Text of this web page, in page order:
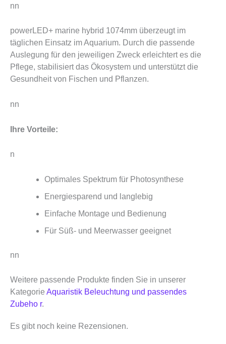
nn
powerLED+ marine hybrid 1074mm überzeugt im
täglichen Einsatz im Aquarium. Durch die passende
Auslegung für den jeweiligen Zweck erleichtert es die
Pflege, stabilisiert das Ökosystem und unterstützt die
Gesundheit von Fischen und Pflanzen.
nn
Ihre Vorteile:
n
Optimales Spektrum für Photosynthese
Energiesparend und langlebig
Einfache Montage und Bedienung
Für Süß- und Meerwasser geeignet
nn
Weitere passende Produkte finden Sie in unserer
Kategorie Aquaristik Beleuchtung und passendes
Zubeho r.
Es gibt noch keine Rezensionen.